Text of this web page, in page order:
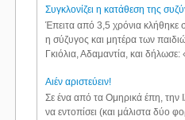
Συγκλονίζει η κατάθεση της
Έπειτα από 3,5 χρόνια κλήθηκε
η σύζυγος και μητέρα των
Γκιόλια, Αδαμαντία, και δήλωσε:
Aιέν αριστεύειν!
Σε ένα από τα Ομηρικά έπη, την
να εντοπίσει (και μάλιστα δύο